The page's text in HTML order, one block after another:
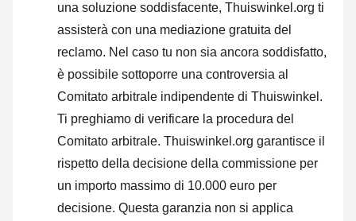
una soluzione soddisfacente, Thuiswinkel.org ti
assisterà con una mediazione gratuita del
reclamo. Nel caso tu non sia ancora soddisfatto,
è possibile sottoporre una controversia al
Comitato arbitrale indipendente di Thuiswinkel.
Ti preghiamo di verificare la procedura del
Comitato arbitrale. Thuiswinkel.org garantisce il
rispetto della decisione della commissione per
un importo massimo di 10.000 euro per
decisione. Questa garanzia non si applica